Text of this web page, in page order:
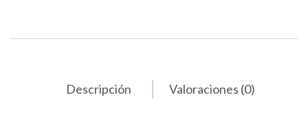
Descripción Valoraciones (0)